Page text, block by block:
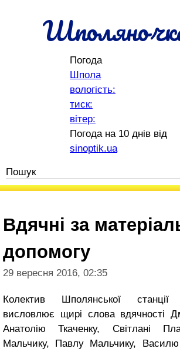
Погода
Шпола
вологість:
тиск:
вітер:
Погода на 10 днів від
sinoptik.ua
Вдячні за
допомогу
29 вересня 2016, 02:35
Колектив Шполянської
висловлює щирі слова вдячності
Анатолію Ткаченку, Світлані
Мальчику, Павлу Мальчику, Василю